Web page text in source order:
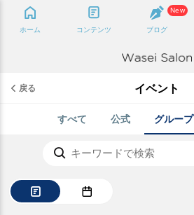
ホーム コンテンツ
New
ブログ
戻る イベント
すべて 公式 グループ